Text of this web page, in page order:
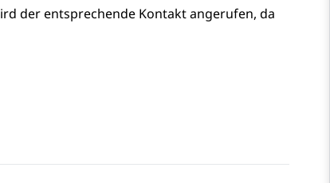
der entsprechende Kontakt angerufen, da